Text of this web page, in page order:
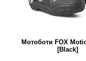
Мотоботи FOX
[Black]